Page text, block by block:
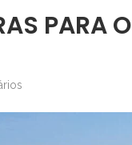
PARA O